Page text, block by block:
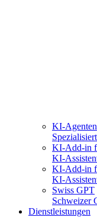
KI-Agenten
KI-Add-in
KI-
KI-Add-in
KI-
Swiss GPT
Schweizer
Dienstleistungen